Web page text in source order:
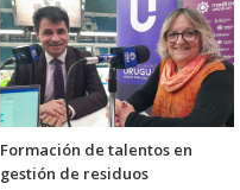
Formación de talentos en
gestión de residuos